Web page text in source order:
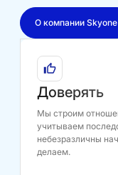
О компании Skyone
Доверять
Мы строим
учитываем
небезразличны
делаем.